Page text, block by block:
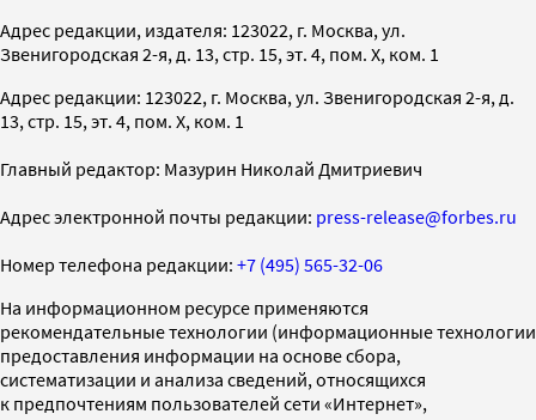
Адрес редакции, издателя: 123022, г. Москва, ул.
Звенигородская 2-я, д. 13, стр. 15, эт. 4, пом. X, ком. 1
Адрес редакции: 123022, г. Москва, ул. Звенигородская 2-я, д.
13, стр. 15, эт. 4, пом. X, ком. 1
Главный редактор: Мазурин Николай Дмитриевич
Адрес электронной почты редакции: press-release@forbes.ru
Номер телефона редакции: +7 (495) 565-32-06
На информационном ресурсе применяются
рекомендательные технологии (информационные технологии
предоставления информации на основе сбора,
систематизации и анализа сведений, относящихся
к предпочтениям пользователей сети «Интернет»,